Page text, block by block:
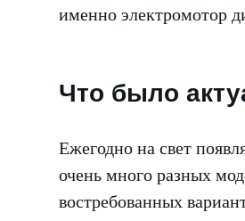
именно электромотор
Что было
Ежегодно на свет
очень много разных
востребованных